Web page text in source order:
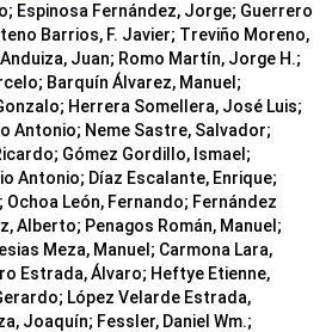
Espinosa Fernández, Jorge; Guerrero
Barrios, F. Javier; Treviño Moreno,
Juan; Romo Martín, Jorge H.;
Barquín Álvarez, Manuel;
Herrera Somellera, José Luis;
Antonio; Neme Sastre, Salvador;
Gómez Gordillo, Ismael;
Antonio; Díaz Escalante, Enrique;
León, Fernando; Fernández
Alberto; Penagos Román, Manuel;
Meza, Manuel; Carmona Lara,
Estrada, Álvaro; Heftye Etienne,
López Velarde Estrada,
Joaquín; Fessler, Daniel Wm.;